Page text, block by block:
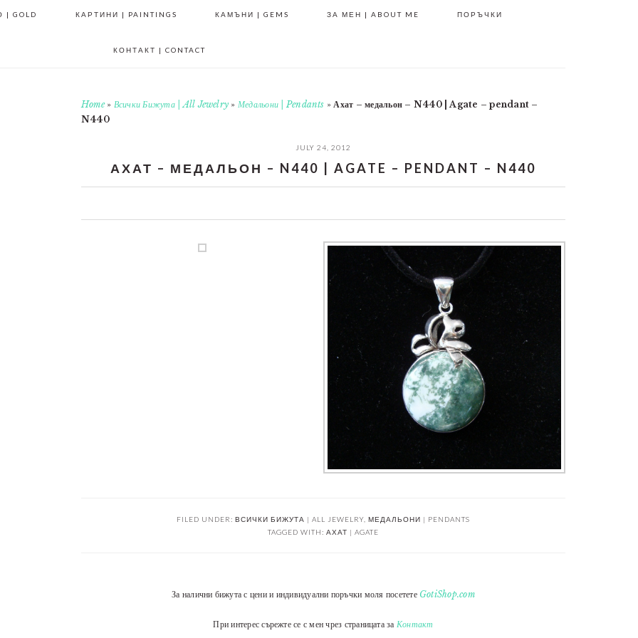
| GOLD КАРТИНИ | PAINTINGS КАМЪНИ | GEMS ЗА МЕН | ABOUT ME ПОРЪЧКИ
КОНТАКТ | CONTACT
Home» Всички Бижута | All Jewelry » Медальони | Pendants »Ахат – медальон – N440 | Agate – pendant –
N440
JULY 24, 2012
АХАТ – МЕДАЛЬОН – N440 | AGATE – PENDANT – N440
FILED UNDER: ВСИЧКИ БИЖУТА | ALL JEWELRY МЕДАЛЬОНИ | PENDANTS
TAGGED WITH: АХАТ | AGATE
За налични бижута с цени и индивидуални поръчки моля посетете GotiShop.com
При интерес сърежте се с мен чрез страницата за Контакт